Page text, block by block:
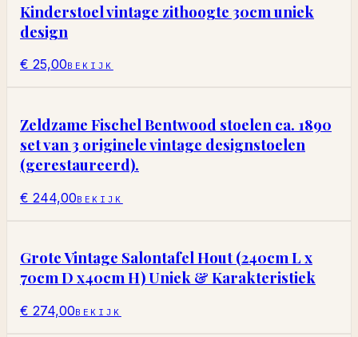
Kinderstoel vintage zithoogte 30cm uniek
design
€ 25,00BEKIJK
Zeldzame Fischel Bentwood stoelen ca. 1890
set van 3 originele vintage designstoelen
(gerestaureerd).
€ 244,00BEKIJK
Grote Vintage Salontafel Hout (240cm L x
70cm D x40cm H) Uniek & Karakteristiek
€ 274,00BEKIJK